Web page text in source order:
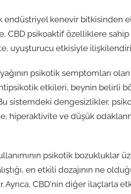
endüstriyel kenevir bitkisinden
CBD psikoaktif özelliklere sahip
uyuşturucu etkisiyle
yağının psikotik semptomları
etkileri, beynin belirli
sistemdeki dengesizlikler,
hiperaktivite ve düşük
psikotik bozukluklar
en etkili dozajının ne
CBD'nin diğer ilaçlarla